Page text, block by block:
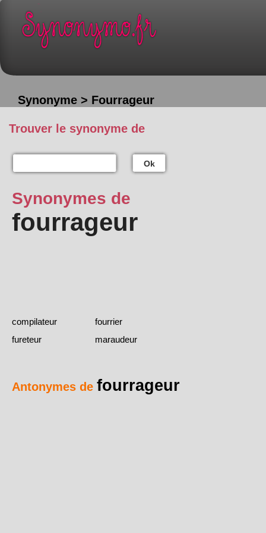
Synonyme > Fourrageur
Trouver le synonyme de
Ok
Synonymes de
fourrageur
compilateur
fourrier
fureteur
maraudeur
Antonymes de fourrageur